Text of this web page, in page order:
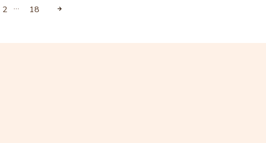
2 … 18